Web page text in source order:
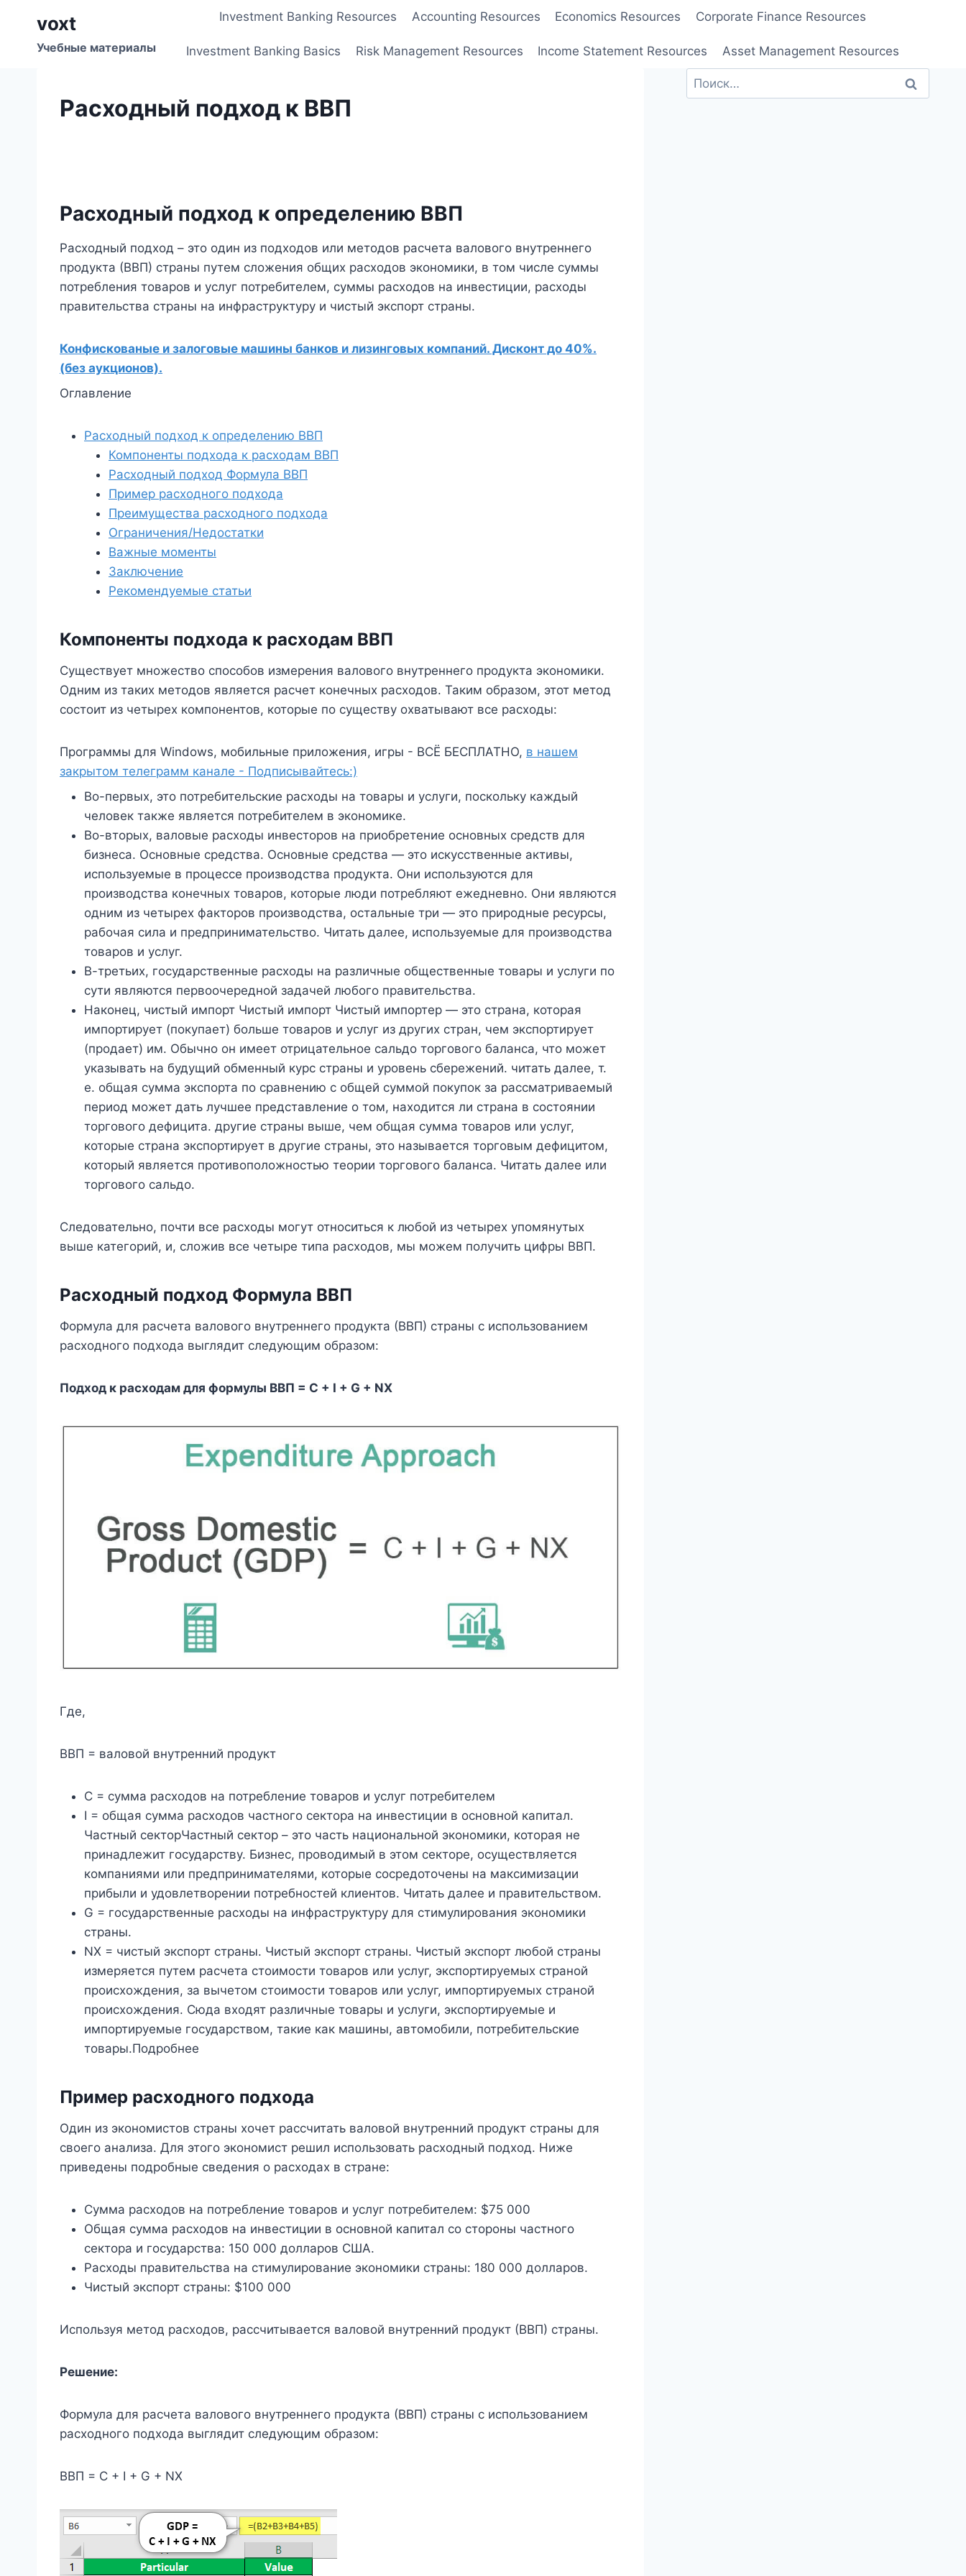
содержимому
voxt
Учебные материалы
Investment Banking Resources Accounting Resources Economics Resources Corporate Finance Resources
Investment Banking Basics Risk Management Resources Income Statement Resources Asset Management Resources
Расходный подход к ВВП
Расходный подход к определению ВВП
Расходный подход – это один из подходов или методов расчета валового внутреннего
продукта (ВВП) страны путем сложения общих расходов экономики, в том числе суммы
потребления товаров и услуг потребителем, суммы расходов на инвестиции, расходы
правительства страны на инфраструктуру и чистый экспорт страны.
Конфискованые и залоговые машины банков и лизинговых компаний. Дисконт до 40%.
(без аукционов).
Оглавление
Расходный подход к определению ВВП
Компоненты подхода к расходам ВВП
Расходный подход Формула ВВП
Пример расходного подхода
Преимущества расходного подхода
Ограничения/Недостатки
Важные моменты
Заключение
Рекомендуемые статьи
Компоненты подхода к расходам ВВП
Существует множество способов измерения валового внутреннего продукта экономики.
Одним из таких методов является расчет конечных расходов. Таким образом, этот метод
состоит из четырех компонентов, которые по существу охватывают все расходы:
Программы для Windows, мобильные приложения, игры - ВСЁ БЕСПЛАТНО, в нашем
закрытом телеграмм канале - Подписывайтесь:)
Во-первых, это потребительские расходы на товары и услуги, поскольку каждый
человек также является потребителем в экономике.
Во-вторых, валовые расходы инвесторов на приобретение основных средств для
бизнеса. Основные средства. Основные средства — это искусственные активы,
используемые в процессе производства продукта. Они используются для
производства конечных товаров, которые люди потребляют ежедневно. Они являются
одним из четырех факторов производства, остальные три — это природные ресурсы,
рабочая сила и предпринимательство. Читать далее, используемые для производства
товаров и услуг.
В-третьих, государственные расходы на различные общественные товары и услуги по
сути являются первоочередной задачей любого правительства.
Наконец, чистый импорт Чистый импорт Чистый импортер — это страна, которая
импортирует (покупает) больше товаров и услуг из других стран, чем экспортирует
(продает) им. Обычно он имеет отрицательное сальдо торгового баланса, что может
указывать на будущий обменный курс страны и уровень сбережений. читать далее, т.
е. общая сумма экспорта по сравнению с общей суммой покупок за рассматриваемый
период может дать лучшее представление о том, находится ли страна в состоянии
торгового дефицита. другие страны выше, чем общая сумма товаров или услуг,
которые страна экспортирует в другие страны, это называется торговым дефицитом,
который является противоположностью теории торгового баланса. Читать далее или
торгового сальдо.
Следовательно, почти все расходы могут относиться к любой из четырех упомянутых
выше категорий, и, сложив все четыре типа расходов, мы можем получить цифры ВВП.
Расходный подход Формула ВВП
Формула для расчета валового внутреннего продукта (ВВП) страны с использованием
расходного подхода выглядит следующим образом:
Подход к расходам для формулы ВВП = C + I + G + NX
Где,
ВВП = валовой внутренний продукт
C = сумма расходов на потребление товаров и услуг потребителем
I = общая сумма расходов частного сектора на инвестиции в основной капитал.
Частный секторЧастный сектор – это часть национальной экономики, которая не
принадлежит государству. Бизнес, проводимый в этом секторе, осуществляется
компаниями или предпринимателями, которые сосредоточены на максимизации
прибыли и удовлетворении потребностей клиентов. Читать далее и правительством.
G = государственные расходы на инфраструктуру для стимулирования экономики
страны.
NX = чистый экспорт страны. Чистый экспорт страны. Чистый экспорт любой страны
измеряется путем расчета стоимости товаров или услуг, экспортируемых страной
происхождения, за вычетом стоимости товаров или услуг, импортируемых страной
происхождения. Сюда входят различные товары и услуги, экспортируемые и
импортируемые государством, такие как машины, автомобили, потребительские
товары.Подробнее
Пример расходного подхода
Один из экономистов страны хочет рассчитать валовой внутренний продукт страны для
своего анализа. Для этого экономист решил использовать расходный подход. Ниже
приведены подробные сведения о расходах в стране:
Сумма расходов на потребление товаров и услуг потребителем: $75 000
Общая сумма расходов на инвестиции в основной капитал со стороны частного
сектора и государства: 150 000 долларов США.
Расходы правительства на стимулирование экономики страны: 180 000 долларов.
Чистый экспорт страны: $100 000
Используя метод расходов, рассчитывается валовой внутренний продукт (ВВП) страны.
Решение:
Формула для расчета валового внутреннего продукта (ВВП) страны с использованием
расходного подхода выглядит следующим образом:
ВВП = C + I + G + NX
Найти: